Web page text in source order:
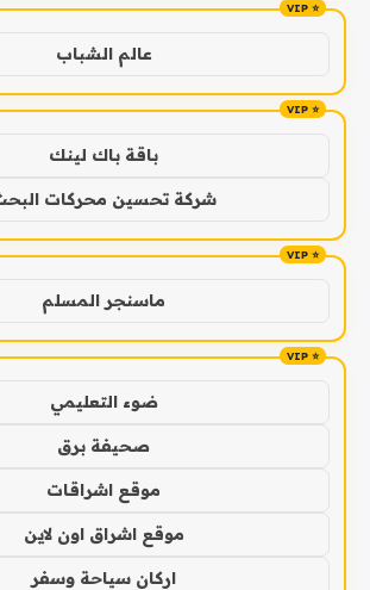
عالم الشباب
باقة باك لينك
شركة تحسين محركات
ماسنجر المسلم
ضوء التعليمي
صحيفة برق
موقع اشراقات
موقع اشراق اون لاين
اركان سياحة وسفر